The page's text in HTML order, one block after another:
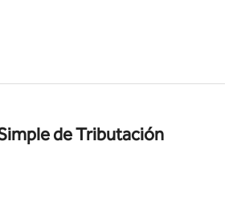
de Tributación